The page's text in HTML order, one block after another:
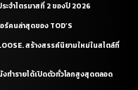
จำไตรมาสที่ 2 ของปี 2026
ร์คนล่าสุดของ TOD’S
สร้างสรรค์นิยามใหม่ในสไตล์ที่
งทำรายได้เปิดตัวทั่วโลกสูงสุดตลอด